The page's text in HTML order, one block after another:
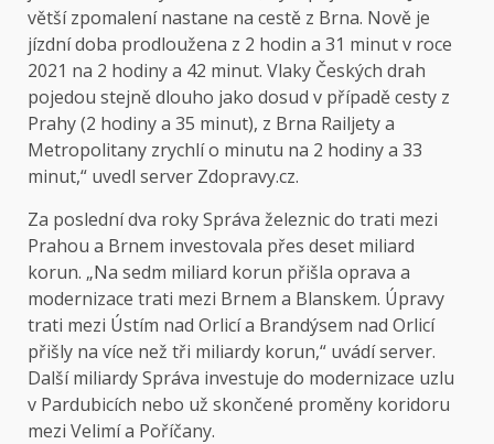
větší zpomalení nastane na cestě z Brna. Nově je
jízdní doba prodloužena z 2 hodin a 31 minut v roce
2021 na 2 hodiny a 42 minut. Vlaky Českých drah
pojedou stejně dlouho jako dosud v případě cesty z
Prahy (2 hodiny a 35 minut), z Brna Railjety a
Metropolitany zrychlí o minutu na 2 hodiny a 33
minut,“ uvedl server Zdopravy.cz.
Za poslední dva roky Správa železnic do trati mezi
Prahou a Brnem investovala přes deset miliard
korun. „Na sedm miliard korun přišla oprava a
modernizace trati mezi Brnem a Blanskem. Úpravy
trati mezi Ústím nad Orlicí a Brandýsem nad Orlicí
přišly na více než tři miliardy korun,“ uvádí server.
Další miliardy Správa investuje do modernizace uzlu
v Pardubicích nebo už skončené proměny koridoru
mezi Velimí a Poříčany.